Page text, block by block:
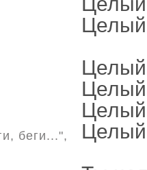
Целый
Целый
Целый
Целый
Целый
беги...",